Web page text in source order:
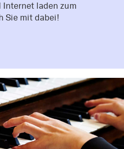
laden zum
Sie mit dabei!